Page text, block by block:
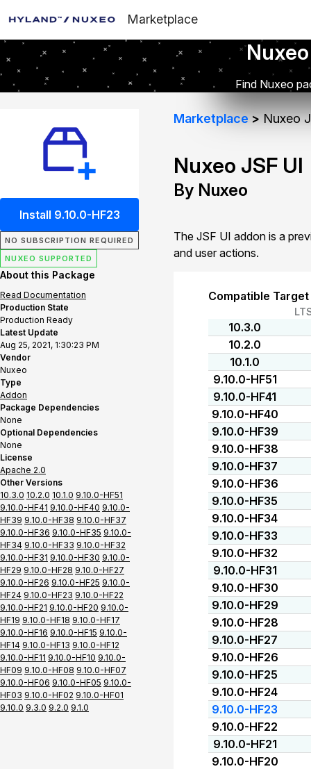
Marketplace
Find Nuxeo
Install 9.10.0-HF23
NO SUBSCRIPTION REQUIRED
NUXEO SUPPORTED
About this Package
Read Documentation
Production State
Production Ready
Latest Update
Aug 25, 2021, 1:30:23 PM
Vendor
Nuxeo
Type
Addon
Package Dependencies
None
Optional Dependencies
None
License
Apache 2.0
Other Versions
10.3.0 10.2.0 10.1.0 9.10.0-HF51
9.10.0-HF41 9.10.0-HF40 9.10.0-
HF39 9.10.0-HF38 9.10.0-HF37
9.10.0-HF36 9.10.0-HF35 9.10.0-
HF34 9.10.0-HF33 9.10.0-HF32
9.10.0-HF31 9.10.0-HF30 9.10.0-
HF29 9.10.0-HF28 9.10.0-HF27
9.10.0-HF26 9.10.0-HF25 9.10.0-
HF24 9.10.0-HF23 9.10.0-HF22
9.10.0-HF21 9.10.0-HF20 9.10.0-
HF19 9.10.0-HF18 9.10.0-HF17
9.10.0-HF16 9.10.0-HF15 9.10.0-
HF14 9.10.0-HF13 9.10.0-HF12
9.10.0-HF11 9.10.0-HF10 9.10.0-
HF09 9.10.0-HF08 9.10.0-HF07
9.10.0-HF06 9.10.0-HF05 9.10.0-
HF03 9.10.0-HF02 9.10.0-HF01
9.10.0 9.3.0 9.2.0 9.1.0
Marketplace Nuxeo
Nuxeo JSF UI
By Nuxeo
The JSF UI addon is a
and user actions.
Compatible
10.3.0
10.2.0
10.1.0
9.10.0-HF51
9.10.0-HF41
9.10.0-HF40
9.10.0-HF39
9.10.0-HF38
9.10.0-HF37
9.10.0-HF36
9.10.0-HF35
9.10.0-HF34
9.10.0-HF33
9.10.0-HF32
9.10.0-HF31
9.10.0-HF30
9.10.0-HF29
9.10.0-HF28
9.10.0-HF27
9.10.0-HF26
9.10.0-HF25
9.10.0-HF24
9.10.0-HF23
9.10.0-HF22
9.10.0-HF21
9.10.0-HF20